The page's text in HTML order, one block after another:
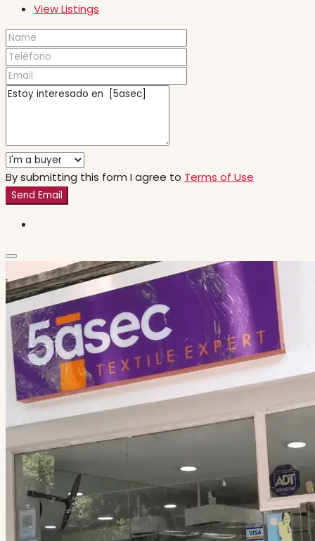
View Listings
By submitting this form I agree to Terms of Use
Send Email